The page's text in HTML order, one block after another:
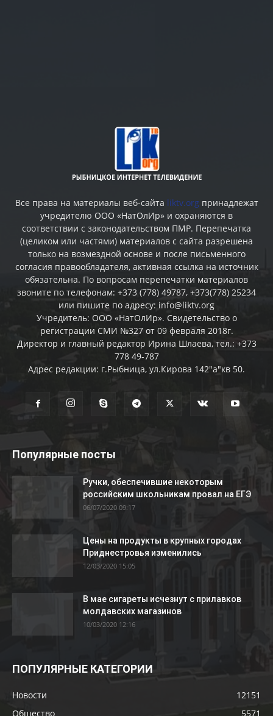
Все права на материалы веб-сайта liktv.org принадлежат
учредителю ООО «НатОлИр» и охраняются в
соответствии с законодательством ПМР. Перепечатка
(целиком или частями) материалов c сайта разрешена
только на возмездной основе и после письменного
согласия правообладателя, активная ссылка на источник
обязательна. По вопросам перепечатки материалов
звоните по телефонам: +373 (778) 49787, +373(778) 25234
или пишите по адресу: info@liktv.org
Учредитель: ООО «НатОлИр». Свидетельство о
регистрации СМИ №327 от 09 февраля 2018г.
Директор и главный редактор Ирина Шлаева, тел.: +373
778 49-787
Адрес редакции: г.Рыбница, ул.Кирова 142"а"кв 50.
Популярные посты
Ручки, обеспечившие некоторым
российским школьникам провал на ЕГЭ
06/07/2020 09:17
Цены на продукты в крупных городах
Приднестровья изменились
12/03/2020 15:05
В мае сигареты исчезнут с прилавков
молдавских магазинов
10/03/2020 12:16
ПОПУЛЯРНЫЕ КАТЕГОРИИ
Новости
12151
Общество
5571